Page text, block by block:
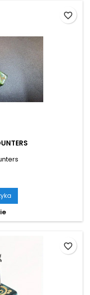
favorite_border
favorite_border